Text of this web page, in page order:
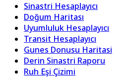
Sinastri Hesaplayıcı
Doğum Haritası
Uyumluluk Hesaplayıcı
Transit Hesaplayıcı
Gunes Donusu Haritasi
Derin Sinastri Raporu
Ruh Eşi Çizimi